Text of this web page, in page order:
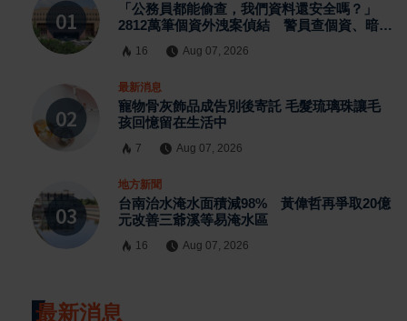
「公務員都能偷查，我們資料還安全嗎？」
2812萬筆個資外洩案偵結 警員查個資、暗網
16 Aug 07, 2026
最新消息
寵物骨灰飾品成告別後寄託 毛髮琉璃珠讓毛
孩回憶留在生活中
7 Aug 07, 2026
地方新聞
台南治水淹水面積減98% 黃偉哲再爭取20億
元改善三爺溪等易淹水區
16 Aug 07, 2026
最新消息